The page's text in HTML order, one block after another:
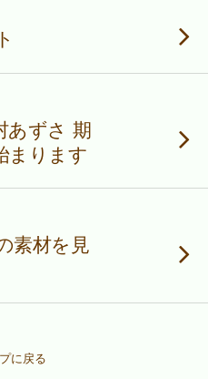
あずさ 期
まります
素材を見
に戻る